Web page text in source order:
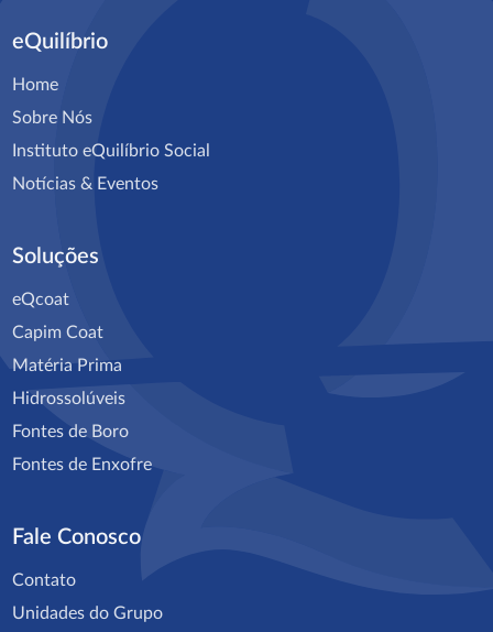
eQuilíbrio
Home
Sobre Nós
Instituto eQuilíbrio Social
Notícias & Eventos
Soluções
eQcoat
Capim Coat
Matéria Prima
Hidrossolúveis
Fontes de Boro
Fontes de Enxofre
Fale Conosco
Contato
Unidades do Grupo